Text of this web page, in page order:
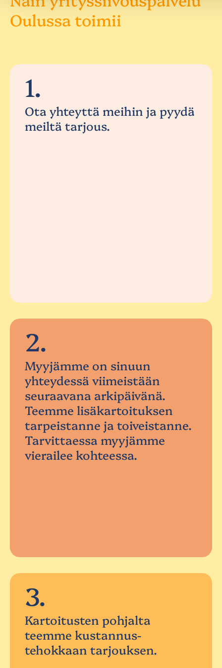
Oulussa toimii
1.
Ota yhteyttä meihin ja pyydä
meiltä tarjous.
2.
Myyjämme on sinuun
yhteydessä viimeistään
seuraavana arkipäivänä.
Teemme lisäkartoituksen
tarpeistanne ja toiveistanne.
Tarvittaessa myyjämme
vierailee kohteessa.
3.
Kartoitusten pohjalta
teemme kustannus-
tehokkaan tarjouksen.